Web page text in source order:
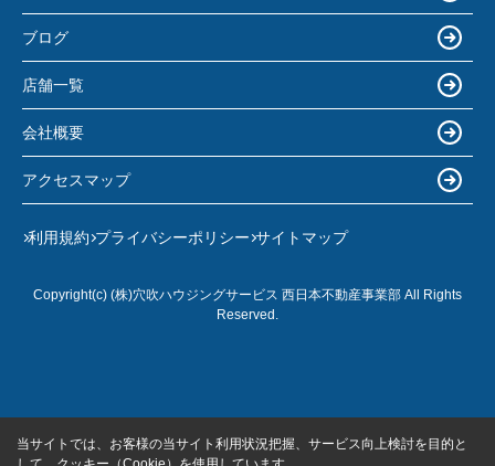
ブログ
店舗一覧
会社概要
アクセスマップ
利用規約 プライバシーポリシー サイトマップ
Copyright(c) (株)穴吹ハウジングサービス 西日本不動産事業部 All Rights
Reserved.
当サイトでは、お客様の当サイト利用状況把握、サービス向上検討を目的と